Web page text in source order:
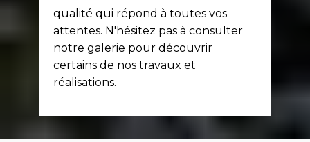
qualité qui répond à toutes vos
attentes. N'hésitez pas à consulter
notre galerie pour découvrir
certains de nos travaux et
réalisations.